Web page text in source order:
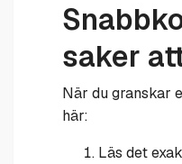
saker
När du granskar
här:
Läs det